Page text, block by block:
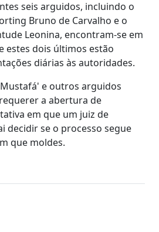
seis arguidos, incluindo o
Bruno de Carvalho e o
Leonina, encontram-se em
estes dois últimos estão
diárias às autoridades.
e outros arguidos
a abertura de
em que um juiz de
decidir se o processo segue
que moldes.